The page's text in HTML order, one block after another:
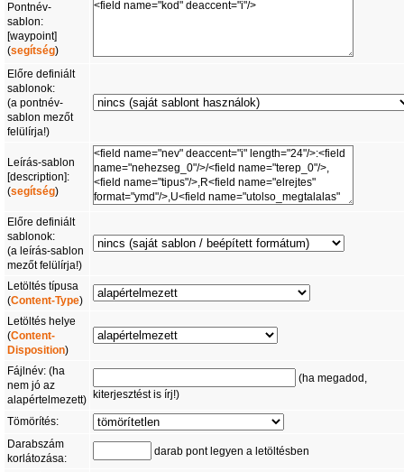
Pontnév-
sablon:
[waypoint]
(segítség)
Előre definiált
sablonok:
(a pontnév-
sablon mezőt
felülírja!)
Leírás-sablon
[description]:
(segítség)
Előre definiált
sablonok:
(a leírás-sablon
mezőt felülírja!)
Letöltés típusa
(Content-Type)
Letöltés helye
(Content-
Disposition)
Fájlnév: (ha
nem jó az
alapértelmezett)
(ha megadod,
kiterjesztést is írj!)
Tömörítés:
Darabszám
korlátozása:
darab pont legyen a letöltésben